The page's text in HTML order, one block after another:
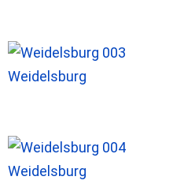
Weidelsburg
Weidelsburg